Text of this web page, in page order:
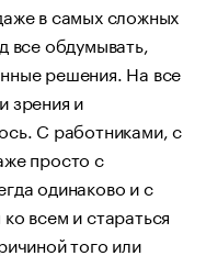
в самых сложных
все обдумывать,
решения. На все
зрения и
С работниками, с
просто с
одинаково и с
всем и стараться
того или